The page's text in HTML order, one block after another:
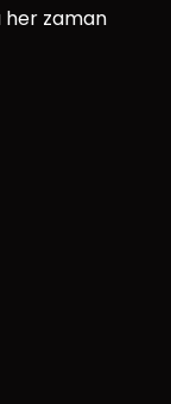
her zaman